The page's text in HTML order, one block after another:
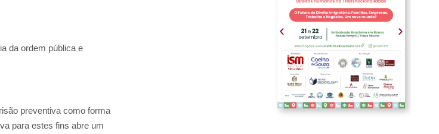
da ordem pública e
preventiva como forma
para estes fins abre um